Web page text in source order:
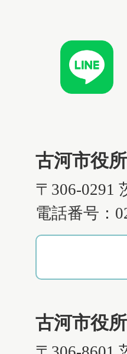
古河市役
〒306-0291
電話番号：
古河市役